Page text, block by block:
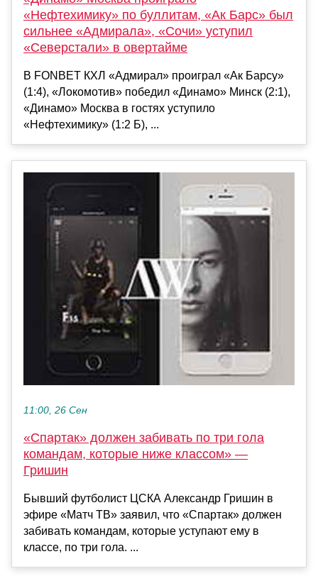
«Нефтехимику» по буллитам, «Ак Барс» был
сильнее «Адмирала», «Сочи» уступил
«Северстали» в овертайме
В FONBET КХЛ «Адмирал» проиграл «Ак Барсу»
(1:4), «Локомотив» победил «Динамо» Минск (2:1),
«Динамо» Москва в гостях уступило
«Нефтехимику» (1:2 Б), ...
11:00, 26 Сен
«Спартак» должен забивать по три гола
командам, которые ниже классом» —
Гришин
Бывший футболист ЦСКА Александр Гришин в
эфире «Матч ТВ» заявил, что «Спартак» должен
забивать командам, которые уступают ему в
классе, по три гола. ...